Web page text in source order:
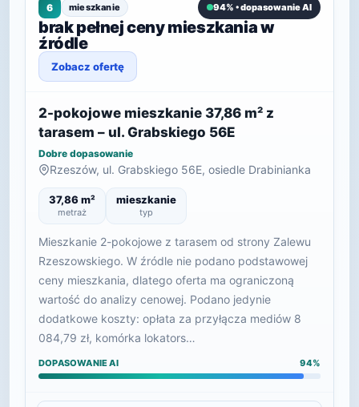
6 mieszkanie 94% • dopasowanie AI
brak pełnej ceny mieszkania w
źródle
Zobacz ofertę
2-pokojowe mieszkanie 37,86 m² z
tarasem – ul. Grabskiego 56E
Dobre dopasowanie
Rzeszów, ul. Grabskiego 56E, osiedle Drabinianka
37,86 m²
metraż
mieszkanie
typ
Mieszkanie 2-pokojowe z tarasem od strony Zalewu
Rzeszowskiego. W źródle nie podano podstawowej
ceny mieszkania, dlatego oferta ma ograniczoną
wartość do analizy cenowej. Podano jedynie
dodatkowe koszty: opłata za przyłącza mediów 8
084,79 zł, komórka lokators…
DOPASOWANIE AI 94%